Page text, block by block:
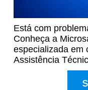
Está com
Conheça a
especializada em
Assistência